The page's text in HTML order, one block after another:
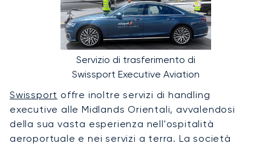
Servizio di trasferimento di
Swissport Executive Aviation
Swissport offre inoltre servizi di handling
executive alle Midlands Orientali, avvalendosi
della sua vasta esperienza nell'ospitalità
aeroportuale e nei servizi a terra. La società